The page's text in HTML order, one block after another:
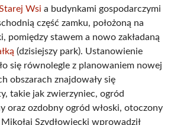
Wsi a budynkami gospodarczymi
część zamku, położoną na
pomiędzy stawem a nowo zakładaną
(dzisiejszy park). Ustanowienie
się równolegle z planowaniem nowej
obszarach znajdowały się
takie jak zwierzyniec, ogród
oraz ozdobny ogród włoski, otoczony
Szydłowiecki wprowadził